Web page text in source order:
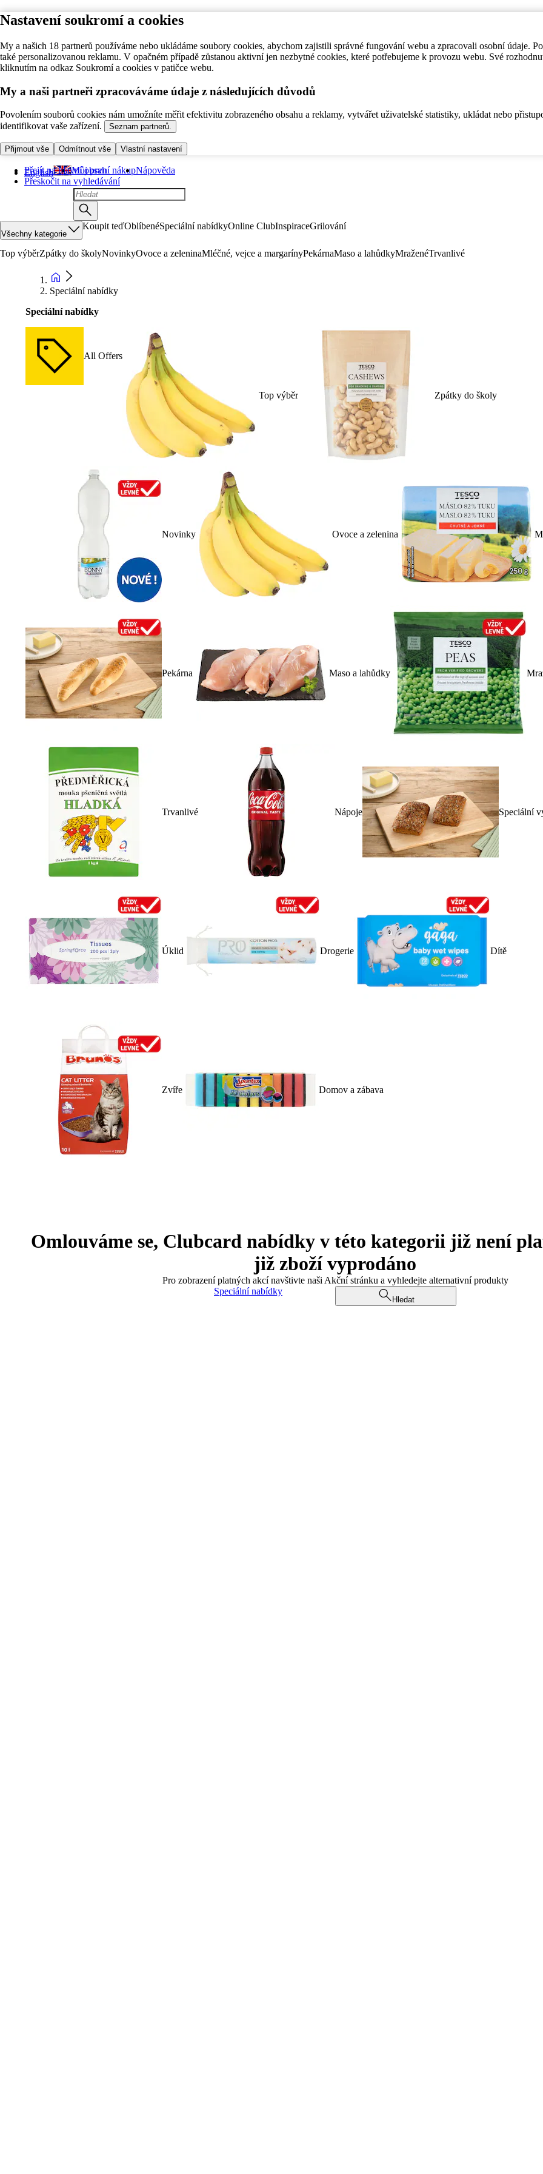
Nastavení soukromí a cookies
My a našich 18 partnerů používáme nebo ukládáme soubory cookies, abychom zajistili správné fungování webu a zpracovali osobní údaje.
také personalizovanou reklamu. V opačném případě zůstanou aktivní jen nezbytné cookies, které potřebujeme k provozu webu. Své
kliknutím na odkaz Soukromí a cookies v patičce webu.
My a naši partneři zpracováváme údaje z následujících důvodů
Povolením souborů cookies nám umožníte měřit efektivitu zobrazeného obsahu a reklamy, vytvářet uživatelské statistiky, ukládat nebo
identifikovat vaše zařízení.
Seznam partnerů.
Přijmout vše Odmítnout vše Vlastní nastavení
Přejít na hlavní obsah
Přeskočit na vyhledávání
English Můj první nákupNápověda
Všechny kategorie
Koupit teďOblíbenéSpeciální nabídkyOnline ClubInspiraceGrilování
Top výběrZpátky do školyNovinkyOvoce a zeleninaMléčné, vejce a margarínyPekárnaMaso a lahůdkyMraženéTrvanlivé
Speciální nabídky
Speciální nabídky
All Offers
Top výběr Zpátky do školy
Novinky Ovoce a zelenina
Pekárna Maso a lahůdky
Trvanlivé Nápoje Speciální
Úklid Drogerie Dítě
Zvíře Domov a zábava
Omlouváme se, Clubcard nabídky v této kategorii již není
již zboží vyprodáno
Pro zobrazení platných akcí navštivte naši Akční stránku a vyhledejte alternativní produkty
Speciální nabídky
Hledat